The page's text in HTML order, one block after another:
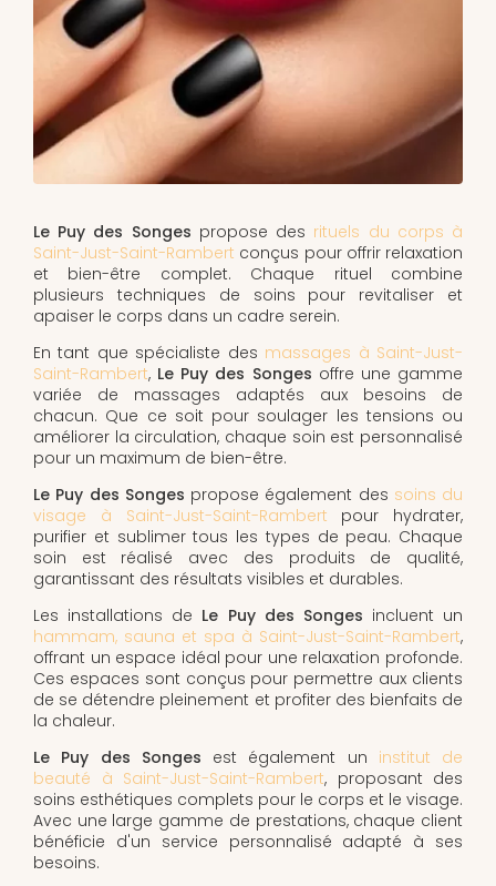
Le Puy des Songes propose des rituels du corps à
Saint-Just-Saint-Rambert conçus pour offrir relaxation
et bien-être complet. Chaque rituel combine
plusieurs techniques de soins pour revitaliser et
apaiser le corps dans un cadre serein.
En tant que spécialiste des massages à Saint-Just-
Saint-Rambert, Le Puy des Songes offre une gamme
variée de massages adaptés aux besoins de
chacun. Que ce soit pour soulager les tensions ou
améliorer la circulation, chaque soin est personnalisé
pour un maximum de bien-être.
Le Puy des Songes propose également des soins du
visage à Saint-Just-Saint-Rambert pour hydrater,
purifier et sublimer tous les types de peau. Chaque
soin est réalisé avec des produits de qualité,
garantissant des résultats visibles et durables.
Les installations de Le Puy des Songes incluent un
hammam, sauna et spa à Saint-Just-Saint-Rambert,
offrant un espace idéal pour une relaxation profonde.
Ces espaces sont conçus pour permettre aux clients
de se détendre pleinement et profiter des bienfaits de
la chaleur.
Le Puy des Songes est également un institut de
beauté à Saint-Just-Saint-Rambert, proposant des
soins esthétiques complets pour le corps et le visage.
Avec une large gamme de prestations, chaque client
bénéficie d'un service personnalisé adapté à ses
besoins.